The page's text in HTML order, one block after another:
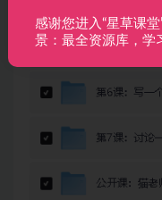
感谢您进入“星草课
景：最全资源库，学